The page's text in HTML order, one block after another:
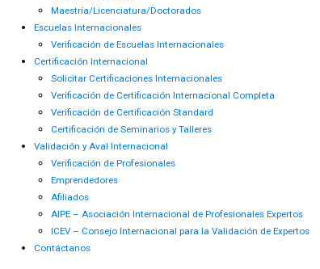
Maestría/Licenciatura/Doctorados
Escuelas Internacionales
Verificación de Escuelas Internacionales
Certificación Internacional
Solicitar Certificaciones Internacionales
Verificación de Certificación Internacional Completa
Verificación de Certificación Standard
Certificación de Seminarios y Talleres
Validación y Aval Internacional
Verificación de Profesionales
Emprendedores
Afiliados
AIPE – Asociación Internacional de Profesionales Expertos
ICEV – Consejo Internacional para la Validación de Expertos
Contáctanos